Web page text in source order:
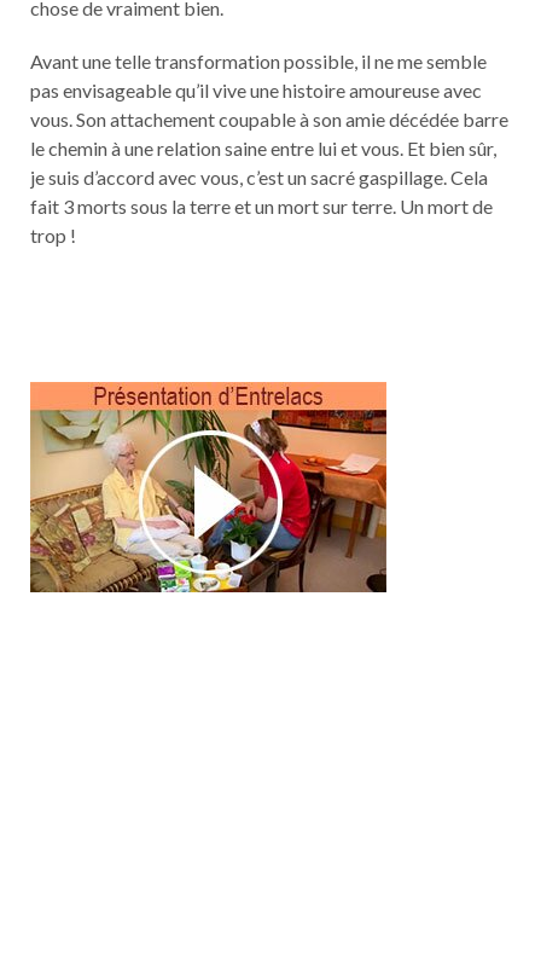
chose de vraiment bien.
Avant une telle transformation possible, il ne me semble
pas envisageable qu’il vive une histoire amoureuse avec
vous. Son attachement coupable à son amie décédée barre
le chemin à une relation saine entre lui et vous. Et bien sûr,
je suis d’accord avec vous, c’est un sacré gaspillage. Cela
fait 3 morts sous la terre et un mort sur terre. Un mort de
trop !